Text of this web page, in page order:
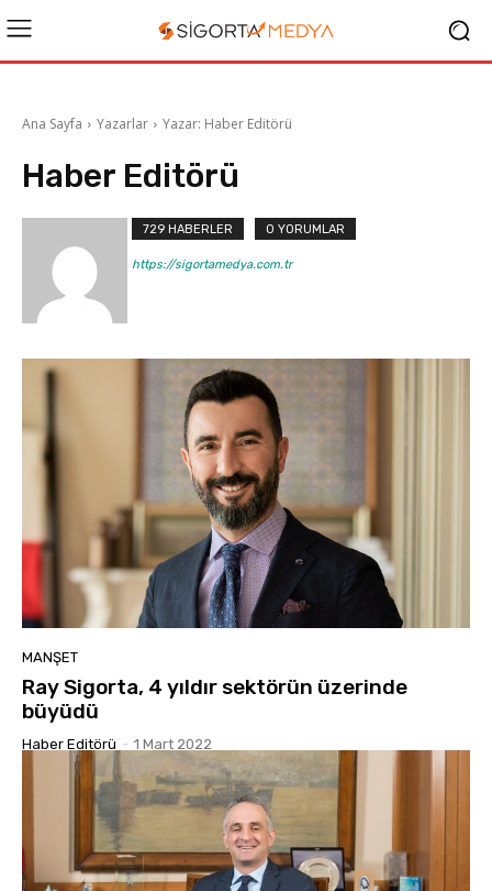
Ana Sayfa Yazarlar Yazar: Haber Editörü
Haber Editörü
729 HABERLER 0 YORUMLAR
https://sigortamedya.com.tr
MANŞET
Ray Sigorta, 4 yıldır sektörün üzerinde
büyüdü
Haber Editörü - 1 Mart 2022